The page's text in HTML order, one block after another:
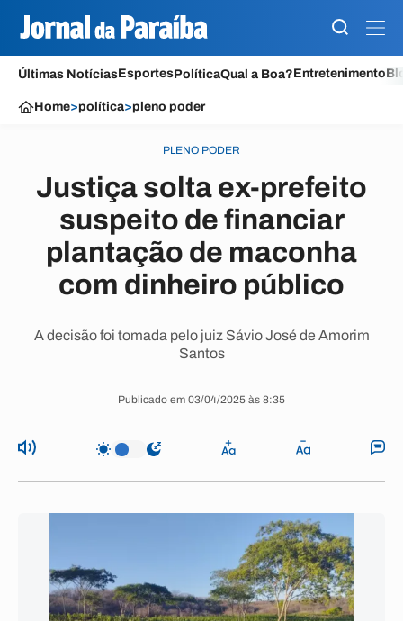
Últimas NotíciasEsportesPolíticaQual a Boa?Entretenimento
Home>política>pleno poder
PLENO PODER
Justiça solta ex-prefeito
suspeito de financiar
plantação de maconha
com dinheiro público
A decisão foi tomada pelo juiz Sávio José de Amorim
Santos
Publicado em 03/04/2025 às 8:35